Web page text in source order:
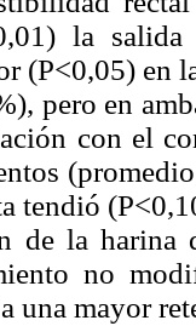
la
(P<0,05) en
pero en
con el
tendió
de la harina
no
una mayor